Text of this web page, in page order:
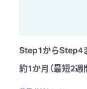
Step1からStep4
約1か月（最短2